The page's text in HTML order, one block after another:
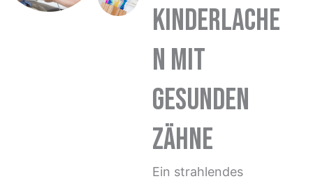
Kinderlache
n mit
gesunden
Zähne
Ein strahlendes